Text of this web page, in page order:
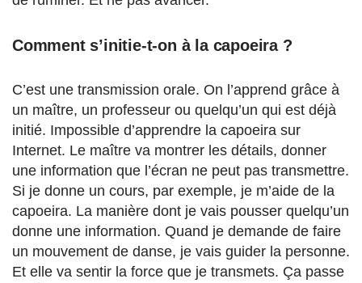
Comment s’initie-t-on à la capoeira ?
C’est une transmission orale. On l’apprend grâce à
un maître, un professeur ou quelqu’un qui est déjà
initié. Impossible d’apprendre la capoeira sur
Internet. Le maître va montrer les détails, donner
une information que l’écran ne peut pas transmettre.
Si je donne un cours, par exemple, je m’aide de la
capoeira. La manière dont je vais pousser quelqu’un
donne une information. Quand je demande de faire
un mouvement de danse, je vais guider la personne.
Et elle va sentir la force que je transmets. Ça passe